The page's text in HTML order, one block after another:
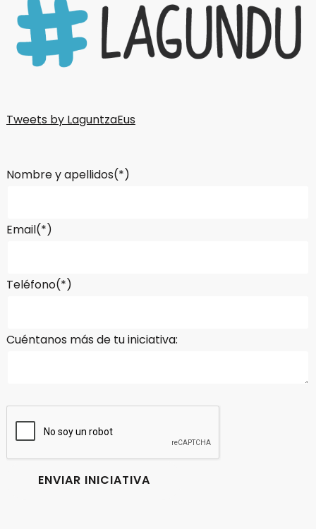
Tweets by LaguntzaEus
Nombre y apellidos(*)
Email(*)
Teléfono(*)
Cuéntanos más de tu iniciativa: